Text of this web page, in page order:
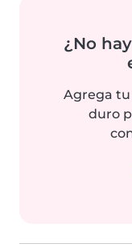
¿No
Agrega
duro